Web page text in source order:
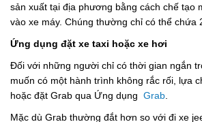
sản xuất tại địa phương bằng cách chế tạo
vào xe máy. Chúng thường chỉ có thể chứa
Ứng dụng đặt xe taxi hoặc xe hơi
Đối với những người chỉ có thời gian ngắn
muốn có một hành trình không rắc rối, lựa
hoặc đặt Grab qua Ứng dụng Grab
Mặc dù Grab thường đắt hơn so với đi xe